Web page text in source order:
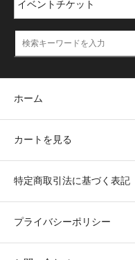
ホーム
カートを見る
特定商取引法に基づく表記
プライバシーポリシー